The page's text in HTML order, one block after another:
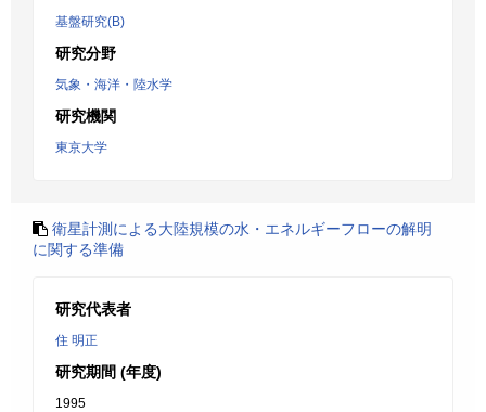
基盤研究(B)
研究分野
気象・海洋・陸水学
研究機関
東京大学
衛星計測による大陸規模の水・エネルギーフローの解明
に関する準備
研究代表者
住 明正
研究期間 (年度)
1995